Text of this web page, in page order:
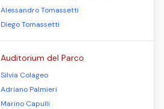
Alessandro Tomassetti
Diego Tomassetti
Auditorium del Parco
Silvia Colageo
Adriano Palmieri
Marino Capulli